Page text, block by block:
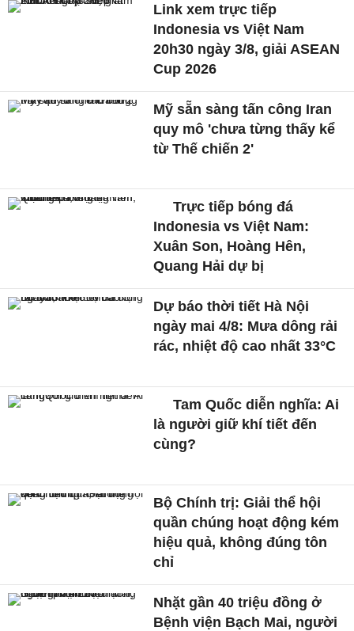
Link xem trực tiếp
Indonesia vs Việt Nam
20h30 ngày 3/8, giải ASEAN
Cup 2026
Mỹ sẵn sàng tấn công Iran
quy mô 'chưa từng thấy kể
từ Thế chiến 2'
Trực tiếp bóng đá
Indonesia vs Việt Nam:
Xuân Son, Hoàng Hên,
Quang Hải dự bị
Dự báo thời tiết Hà Nội
ngày mai 4/8: Mưa dông rải
rác, nhiệt độ cao nhất 33°C
Tam Quốc diễn nghĩa: Ai
là người giữ khí tiết đến
cùng?
Bộ Chính trị: Giải thể hội
quần chúng hoạt động kém
hiệu quả, không đúng tôn
chỉ
Nhặt gần 40 triệu đồng ở
Bệnh viện Bạch Mai, người